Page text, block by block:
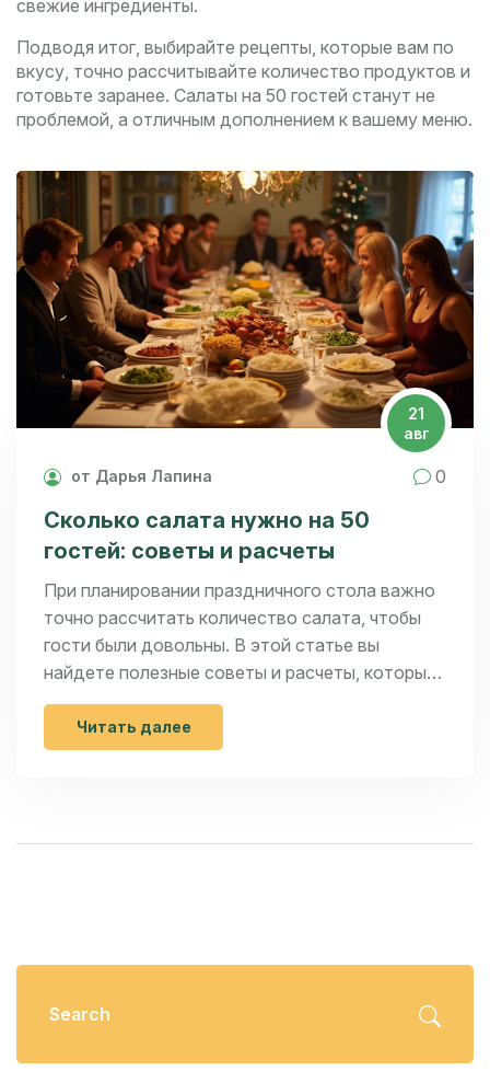
свежие ингредиенты.
Подводя итог, выбирайте рецепты, которые вам по
вкусу, точно рассчитывайте количество продуктов и
готовьте заранее. Салаты на 50 гостей станут не
проблемой, а отличным дополнением к вашему меню.
21
авг
от Дарья Лапина 0
Сколько салата нужно на 50
гостей: советы и расчеты
При планировании праздничного стола важно
точно рассчитать количество салата, чтобы
гости были довольны. В этой статье вы
найдете полезные советы и расчеты, которые
помогут вам правильно подготовиться к
мероприятию на 50 гостей.
Читать далее